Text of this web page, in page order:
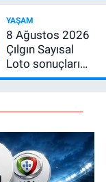
YAŞAM
8 Ağustos 2026
Çılgın Sayısal
Loto sonuçları
açıklandı! Büyük